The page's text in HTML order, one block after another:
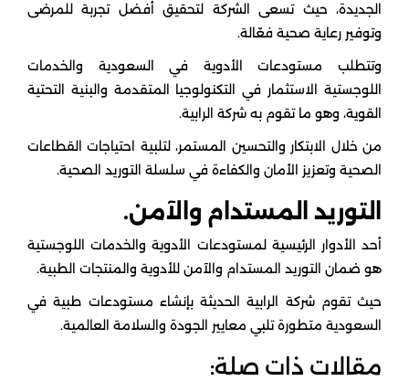
الجديدة، حيث تسعى الشركة لتحقيق أفضل تجربة للمرضى
وتوفير رعاية صحية فعّالة.
وتتطلب مستودعات الأدوية في السعودية والخدمات
اللوجستية الاستثمار في التكنولوجيا المتقدمة والبنية التحتية
القوية، وهو ما تقوم به شركة الرابية.
من خلال الابتكار والتحسين المستمر، لتلبية احتياجات القطاعات
الصحية وتعزيز الأمان والكفاءة في سلسلة التوريد الصحية.
التوريد المستدام والآمن.
أحد الأدوار الرئيسية لمستودعات الأدوية والخدمات اللوجستية
هو ضمان التوريد المستدام والآمن للأدوية والمنتجات الطبية.
حيث تقوم شركة الرابية الحديثة بإنشاء مستودعات طبية في
السعودية متطورة تلبي معايير الجودة والسلامة العالمية.
مقالات ذات صلة: